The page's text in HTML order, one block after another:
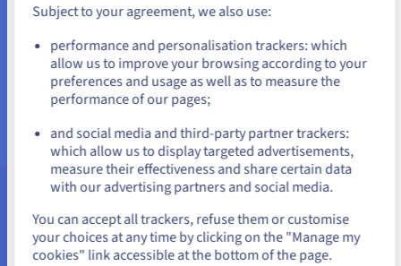
Wilt u uw producten en diensten direct op internet
verkopen? Creëer een krachtige en goedkop webshop
met het CMS PrestaShop.
Meer informatie
Hulp en support
us.ovhcloud.com/
Engels USD - $
or
Blijf op de huidige website
Subject to your agreement, we also use:
performance and personalisation trackers: which
allow us to improve your browsing according to your
preferences and usage as well as to measure the
performance of our pages;
and social media and third-party partner trackers:
which allow us to display targeted advertisements,
measure their effectiveness and share certain data
with our advertising partners and social media.
You can accept all trackers, refuse them or customise
your choices at any time by clicking on the "Manage my
cookies" link accessible at the bottom of the page.